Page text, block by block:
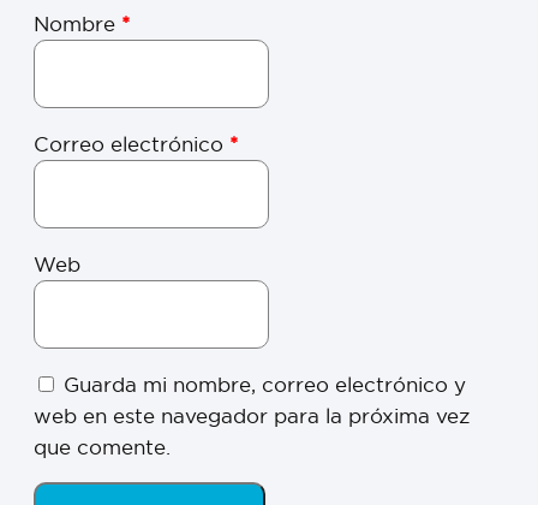
Nombre *
Correo electrónico *
Web
Guarda mi nombre, correo electrónico y
web en este navegador para la próxima vez
que comente.